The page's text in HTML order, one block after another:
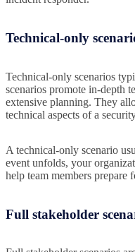
Technical-only
Technical-only scenarios
scenarios promote in-depth
extensive planning. They
technical aspects of a
A technical-only scenario
event unfolds, your
help team members prepare
Full stakeholder